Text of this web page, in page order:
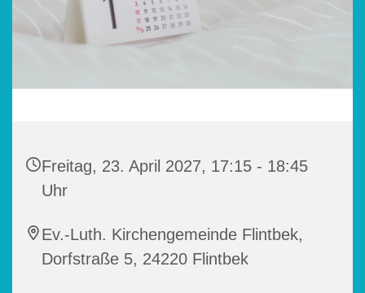
Freitag, 23. April 2027, 17:15 - 18:45
Uhr
Ev.-Luth. Kirchengemeinde Flintbek,
Dorfstraße 5, 24220 Flintbek